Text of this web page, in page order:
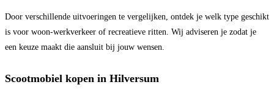
Door verschillende uitvoeringen te vergelijken, ontdek je welk type geschikt
is voor woon-werkverkeer of recreatieve ritten. Wij adviseren je zodat je
een keuze maakt die aansluit bij jouw wensen.
Scootmobiel kopen in Hilversum